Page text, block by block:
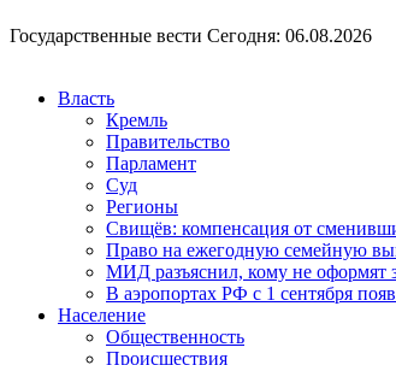
Государственные вести Сегодня: 06.08.2026
Власть
Кремль
Правительство
Парламент
Суд
Регионы
Свищёв: компенсация от
Право на ежегодную семейную
МИД разъяснил, кому не оформят
В аэропортах РФ с 1 сентября
Население
Общественность
Происшествия